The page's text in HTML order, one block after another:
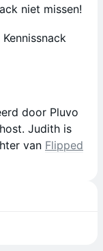
niet missen!
door Pluvo
Judith is
van Flipped